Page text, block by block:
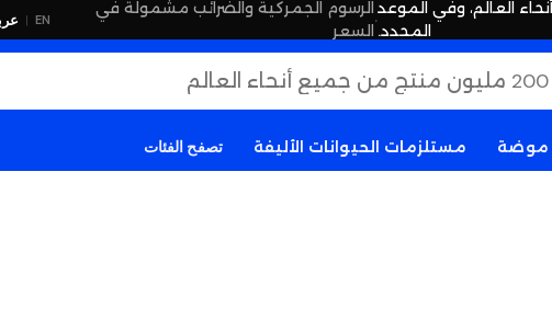
العالم، وفي الموعد
المحدد.
·
الرسوم الجمركية والضرائب مشمولة في
السعر
EN
|
موضة مستلزمات الحيوانات الأليفة تصفح الفئات